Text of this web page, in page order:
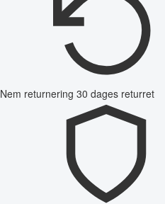
Nem returnering 30 dages returret